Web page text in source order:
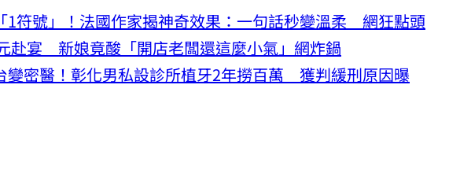
1符號」！法國作家揭神奇效果：一句話秒變溫柔 網狂點頭
赴宴 新娘竟酸「開店老闆還這麼小氣」網炸鍋
變密醫！彰化男私設診所植牙2年撈百萬 獲判緩刑原因曝